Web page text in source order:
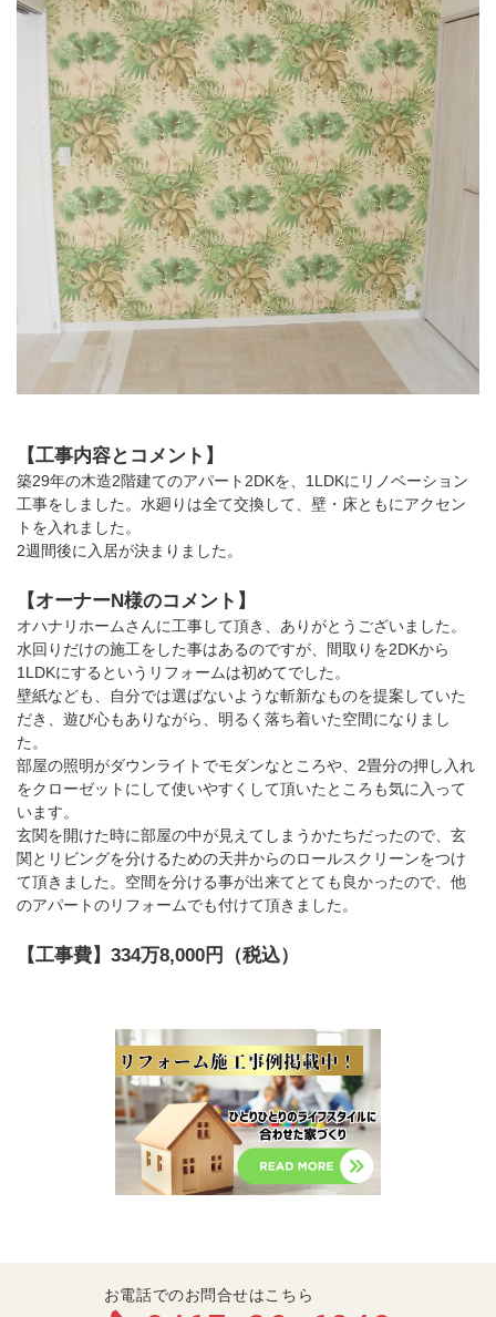
【工事内容とコメント】
築29年の木造2階建てのアパート2DKを、1LDKにリノベーション
工事をしました。水廻りは全て交換して、壁・床ともにアクセン
トを入れました。
2週間後に入居が決まりました。
【オーナーN様のコメント】
オハナリホームさんに工事して頂き、ありがとうございました。
水回りだけの施工をした事はあるのですが、間取りを2DKから
1LDKにするというリフォームは初めてでした。
壁紙なども、自分では選ばないような斬新なものを提案していた
だき、遊び心もありながら、明るく落ち着いた空間になりまし
た。
部屋の照明がダウンライトでモダンなところや、2畳分の押し入れ
をクローゼットにして使いやすくして頂いたところも気に入って
います。
玄関を開けた時に部屋の中が見えてしまうかたちだったので、玄
関とリビングを分けるための天井からのロールスクリーンをつけ
て頂きました。空間を分ける事が出来てとても良かったので、他
のアパートのリフォームでも付けて頂きました。
【工事費】334万8,000円（税込）
お電話でのお問合せはこちら